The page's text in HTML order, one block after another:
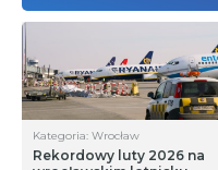
Kategoria: Wrocław
Rekordowy luty 2026 na